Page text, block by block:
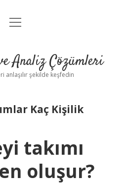
Anasayfa
Uyarı
menüyü
Analiz Çözümleri
anlaşılır şekilde keşfedin
Kaç Kişilik
takımı
oluşur?